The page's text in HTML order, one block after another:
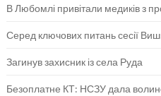
В Любомлі привітали медиків з
Серед ключових питань сесії
Загинув захисник із села Руда
Безоплатне КТ: НСЗУ дала